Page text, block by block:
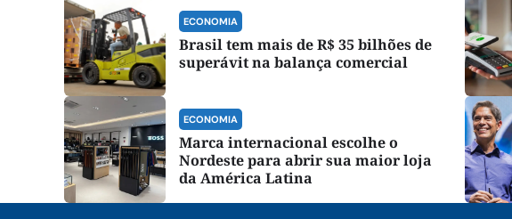
ECONOMIA
Brasil tem mais de R$ 35 bilhões de
superávit na balança comercial
ECONOMIA
Marca internacional escolhe o
Nordeste para abrir sua maior loja
da América Latina